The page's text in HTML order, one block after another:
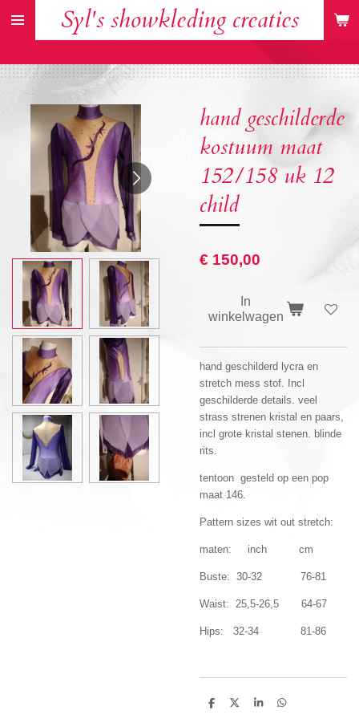
Ga
de
hoofdinhoud
Syl's showkleding creaties
hand geschilderde
kostuum maat
152/158 uk 12
child
€ 150,00
In
winkelwagen
hand geschilderd lycra en
stretch mess stof. Incl
geschilderde details. veel
strass strenen kristal en paars,
incl grote kristal stenen. blinde
rits.
tentoon gesteld op een pop
maat 146.
Pattern sizes wit out stretch:
maten: inch cm
Buste: 30-32 76-81
Waist: 25,5-26,5 64-67
Hips: 32-34 81-86
D
D
S
D